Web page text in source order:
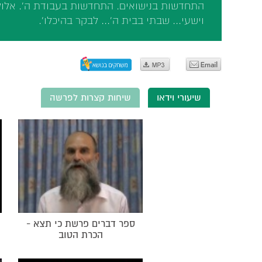
התחדשות בנישואים. התחדשות בעבודת ה'. אלול:
וישעי... שבתי בבית ה'... לבקר בהיכלו'.
שיעורי וידאו שיחות קצרות לפרשה
ספר דברים פרשת כי תצא -
הכרת הטוב